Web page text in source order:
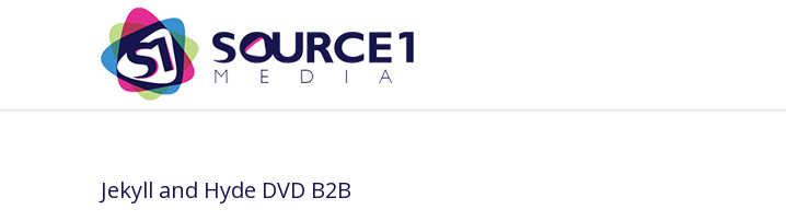
Jekyll and Hyde DVD B2B